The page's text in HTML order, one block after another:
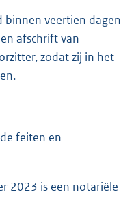
binnen veertien dagen
afschrift van
zodat zij in het
feiten en
is een notariële